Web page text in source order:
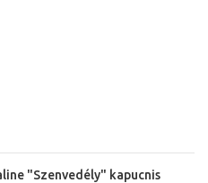
"Szenvedély" kapucnis